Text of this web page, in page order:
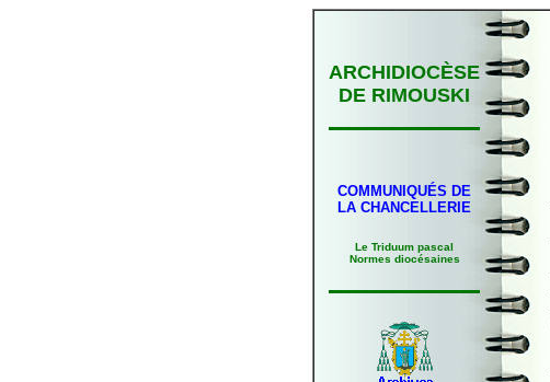
ARCHIDIOCÈSE
DE RIMOUSKI
COMMUNIQUÉS DE
LA CHANCELLERIE
Le Triduum pascal
Normes diocésaines